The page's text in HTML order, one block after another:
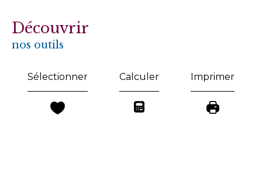
découvrir
nos outils
Sélectionner Calculer Imprimer